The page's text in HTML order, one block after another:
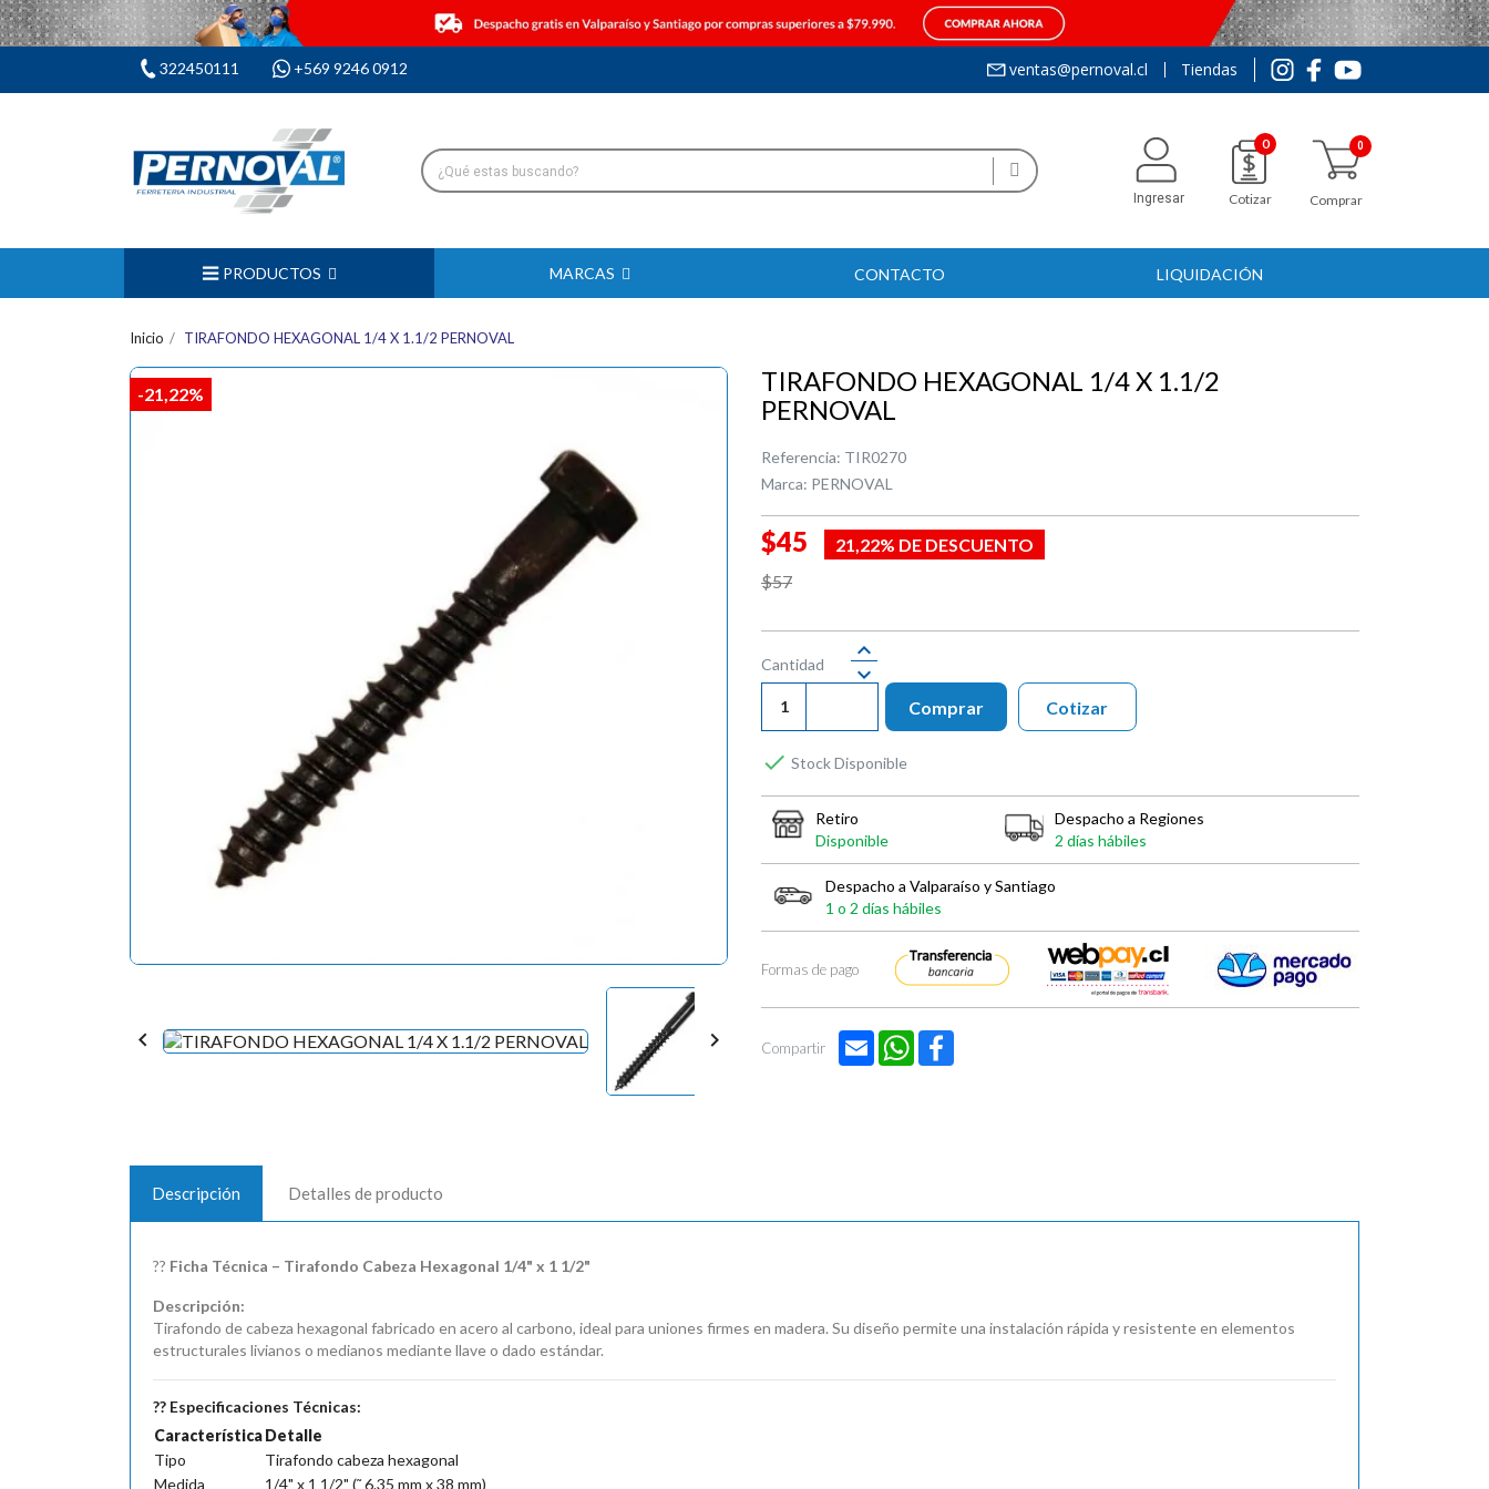
322450111 +569 9246 0912 ventas@pernoval.cl Tiendas
Ingresar
0
Cotizar Comprar
PRODUCTOS MARCAS CONTACTO LIQUIDACIÓN
Inicio TIRAFONDO HEXAGONAL 1/4 X 1.1/2 PERNOVAL
-21,22%
 
TIRAFONDO HEXAGONAL 1/4 X 1.1/2
PERNOVAL
Referencia: TIR0270
Marca: PERNOVAL
$45
21,22% DE DESCUENTO
$57
Cantidad
Comprar
 Stock Disponible
Cotizar
Retiro
Disponible
Despacho a Regiones
2 días hábiles
Despacho a Valparaíso y Santiago
1 o 2 días hábiles
Formas de pago
Compartir Email WhatsApp
Descripción Detalles de producto
?? Ficha Técnica – Tirafondo Cabeza Hexagonal 1/4" x 1 1/2"
Descripción:
Tirafondo de cabeza hexagonal fabricado en acero al carbono, ideal para uniones firmes en madera. Su diseño permite una instalación rápida y resistente en elementos
estructurales livianos o medianos mediante llave o dado estándar.
?? Especificaciones Técnicas:
CaracterísticaDetalle
Tipo
Tirafondo cabeza hexagonal
Medida
1/4" x 1 1/2" (˜ 6.35 mm x 38 mm)